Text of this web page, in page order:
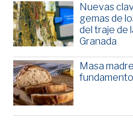
Nuevas
gemas de
del traje de
Granada
Masa